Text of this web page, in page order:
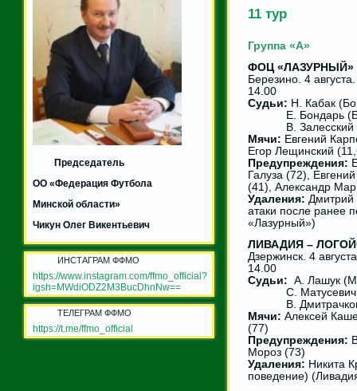
Председатель
ОО «Федерация Футбола
Минской области»
Чикун Олег Викентьевич
ИНСТАГРАМ ФФМО
https://www.instagram.com/ffmo_official?
igsh=MWdiODZ2M3BucDhnNw==
ТЕЛЕГРАМ ФФМО
https://t.me/ffmo_official
11 тур
Группа «А»
ФОЦ «ЛАЗУРНЫЙ»
Березино. 4
14.00
Судьи: Н. Кабак
Е. Бондарь
В. Залесский
Мячи: Евгений
Егор Лещинский
Предупреждения:
Галуза (72),
(41), Александр
Удаления: Дмитрий
атаки после ранее
«Лазурный»)
ЛИВАДИЯ –
Дзержинск. 4
14.00
Судьи: А. Лашук
С. Матусевич
В. Дмитрачков
Мячи: Алексей
(77)
Предупреждения:
Мороз (73)
Удаления: Никита
поведение)